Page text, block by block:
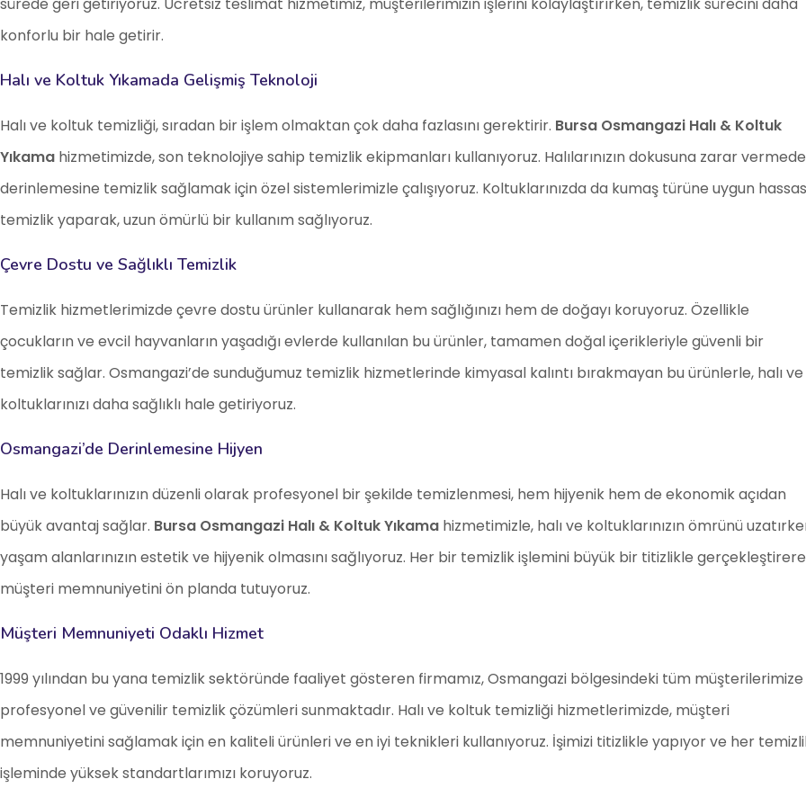
konforlu bir hale getirir.
Halı ve Koltuk Yıkamada Gelişmiş Teknoloji
Halı ve koltuk temizliği, sıradan bir işlem olmaktan çok daha fazlasını gerektirir. Bursa Osmangazi Halı & Koltuk
Yıkama hizmetimizde, son teknolojiye sahip temizlik ekipmanları kullanıyoruz. Halılarınızın dokusuna zarar
derinlemesine temizlik sağlamak için özel sistemlerimizle çalışıyoruz. Koltuklarınızda da kumaş türüne uygun hassas
temizlik yaparak, uzun ömürlü bir kullanım sağlıyoruz.
Çevre Dostu ve Sağlıklı Temizlik
Temizlik hizmetlerimizde çevre dostu ürünler kullanarak hem sağlığınızı hem de doğayı koruyoruz. Özellikle
çocukların ve evcil hayvanların yaşadığı evlerde kullanılan bu ürünler, tamamen doğal içerikleriyle güvenli bir
temizlik sağlar. Osmangazi’de sunduğumuz temizlik hizmetlerinde kimyasal kalıntı bırakmayan bu ürünlerle, halı ve
koltuklarınızı daha sağlıklı hale getiriyoruz.
Osmangazi’de Derinlemesine Hijyen
Halı ve koltuklarınızın düzenli olarak profesyonel bir şekilde temizlenmesi, hem hijyenik hem de ekonomik açıdan
büyük avantaj sağlar. Bursa Osmangazi Halı & Koltuk Yıkama hizmetimizle, halı ve koltuklarınızın ömrünü
yaşam alanlarınızın estetik ve hijyenik olmasını sağlıyoruz. Her bir temizlik işlemini büyük bir titizlikle
müşteri memnuniyetini ön planda tutuyoruz.
Müşteri Memnuniyeti Odaklı Hizmet
1999 yılından bu yana temizlik sektöründe faaliyet gösteren firmamız, Osmangazi bölgesindeki tüm müşterilerimize
profesyonel ve güvenilir temizlik çözümleri sunmaktadır. Halı ve koltuk temizliği hizmetlerimizde, müşteri
memnuniyetini sağlamak için en kaliteli ürünleri ve en iyi teknikleri kullanıyoruz. İşimizi titizlikle yapıyor ve her
işleminde yüksek standartlarımızı koruyoruz.